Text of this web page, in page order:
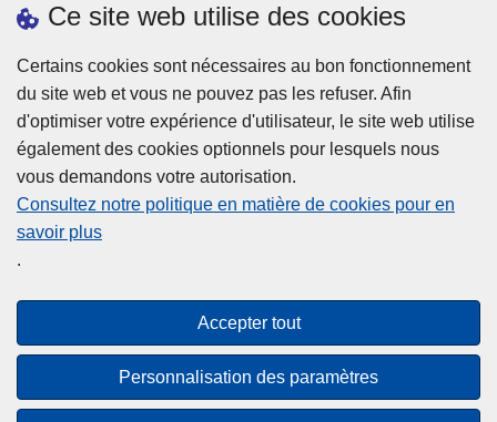
Ce site web utilise des cookies
Certains cookies sont nécessaires au bon fonctionnement
du site web et vous ne pouvez pas les refuser. Afin
d'optimiser votre expérience d'utilisateur, le site web utilise
également des cookies optionnels pour lesquels nous
vous demandons votre autorisation.
Consultez notre politique en matière de cookies pour en
savoir plus
.
Accepter tout
Personnalisation des paramètres
Téléchargements
Presse
Cookies
Accessibilité
© 2026 Police.be